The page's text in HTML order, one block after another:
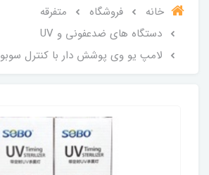
خانه فروشگاه
متفرقه
دستگاه های ضدعفونی و UV
لامپ یو وی پوشش دار با کنترل سوبو L_9W